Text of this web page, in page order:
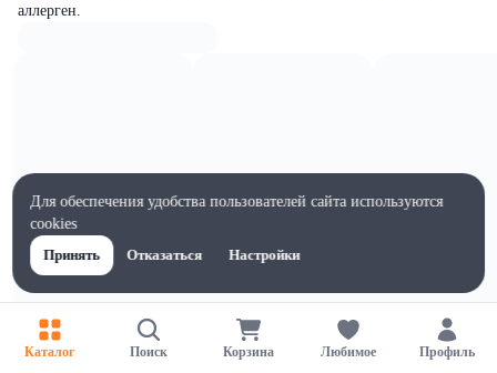
аллерген.
Каталог Поиск Корзина Любимое Профиль
Для обеспечения удобства пользователей сайта используются
cookies
Принять
Отказаться Настройки